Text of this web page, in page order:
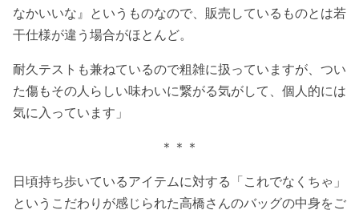
なかいいな』というものなので、販売しているものとは若
干仕様が違う場合がほとんど。
耐久テストも兼ねているので粗雑に扱っていますが、つい
た傷もその人らしい味わいに繋がる気がして、個人的には
気に入っています」
＊＊＊
日頃持ち歩いているアイテムに対する「これでなくちゃ」
というこだわりが感じられた高橋さんのバッグの中身をご